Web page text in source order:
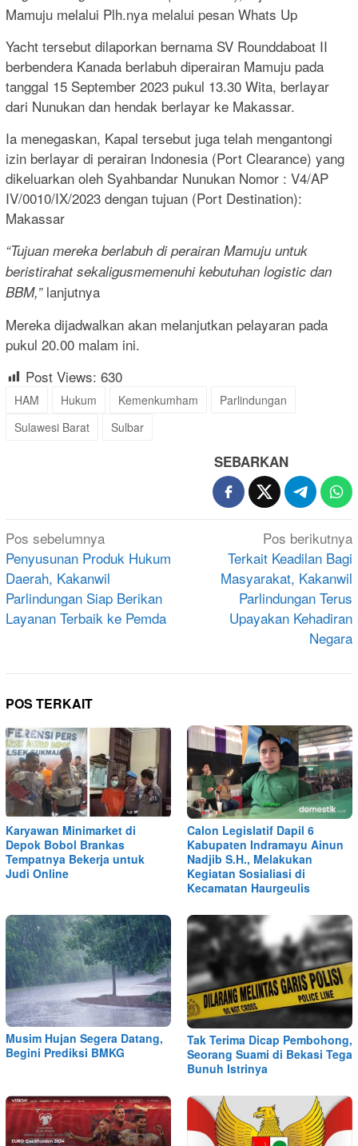
Mamuju melalui Plh.nya melalui pesan Whats Up
Yacht tersebut dilaporkan bernama SV Rounddaboat II
berbendera Kanada berlabuh diperairan Mamuju pada
tanggal 15 September 2023 pukul 13.30 Wita, berlayar
dari Nunukan dan hendak berlayar ke Makassar.
Ia menegaskan, Kapal tersebut juga telah mengantongi
izin berlayar di perairan Indonesia (Port Clearance) yang
dikeluarkan oleh Syahbandar Nunukan Nomor : V4/AP
IV/0010/IX/2023 dengan tujuan (Port Destination):
Makassar
“Tujuan mereka berlabuh di perairan Mamuju untuk
beristirahat sekaligusmemenuhi kebutuhan logistic dan
BBM,”lanjutnya
Mereka dijadwalkan akan melanjutkan pelayaran pada
pukul 20.00 malam ini.
Post Views: 630
HAM Hukum Kemenkumham
Parlindungan
Sulawesi Barat
Sulbar
SEBARKAN
Navigasi
pos
Pos sebelumnya
Penyusunan Produk Hukum
Daerah, Kakanwil
Parlindungan Siap Berikan
Layanan Terbaik ke Pemda
Pos berikutnya
Terkait Keadilan Bagi
Masyarakat, Kakanwil
Parlindungan Terus
Upayakan Kehadiran
Negara
POS TERKAIT
Karyawan Minimarket di
Depok Bobol Brankas
Tempatnya Bekerja untuk
Judi Online
Calon Legislatif Dapil 6
Kabupaten Indramayu Ainun
Nadjib S.H., Melakukan
Kegiatan Sosialiasi di
Kecamatan Haurgeulis
Musim Hujan Segera Datang,
Begini Prediksi BMKG
Tak Terima Dicap Pembohong,
Seorang Suami di Bekasi Tega
Bunuh Istrinya